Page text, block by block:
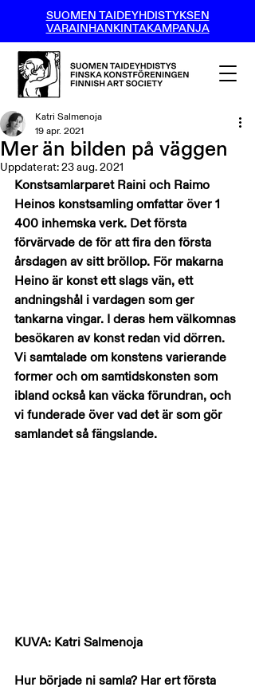
SUOMEN TAIDEYHDISTYKSEN
VARAINHANKINTAKAMPANJA
Mer än bilden på väggen
Katri Salmenoja
19 apr. 2021
Uppdaterat:23 aug. 2021
Konstsamlarparet Raini och Raimo
Heinos konstsamling omfattar över 1
400 inhemska verk. Det första
förvärvade de för att fira den första
årsdagen av sitt bröllop. För makarna
Heino är konst ett slags vän, ett
andningshål i vardagen som ger
tankarna vingar. I deras hem välkomnas
besökaren av konst redan vid dörren.
Vi samtalade om konstens varierande
former och om samtidskonsten som
ibland också kan väcka förundran, och
vi funderade över vad det är som gör
samlandet så fängslande.
KUVA: Katri Salmenoja
Hur började ni samla? Har ert första